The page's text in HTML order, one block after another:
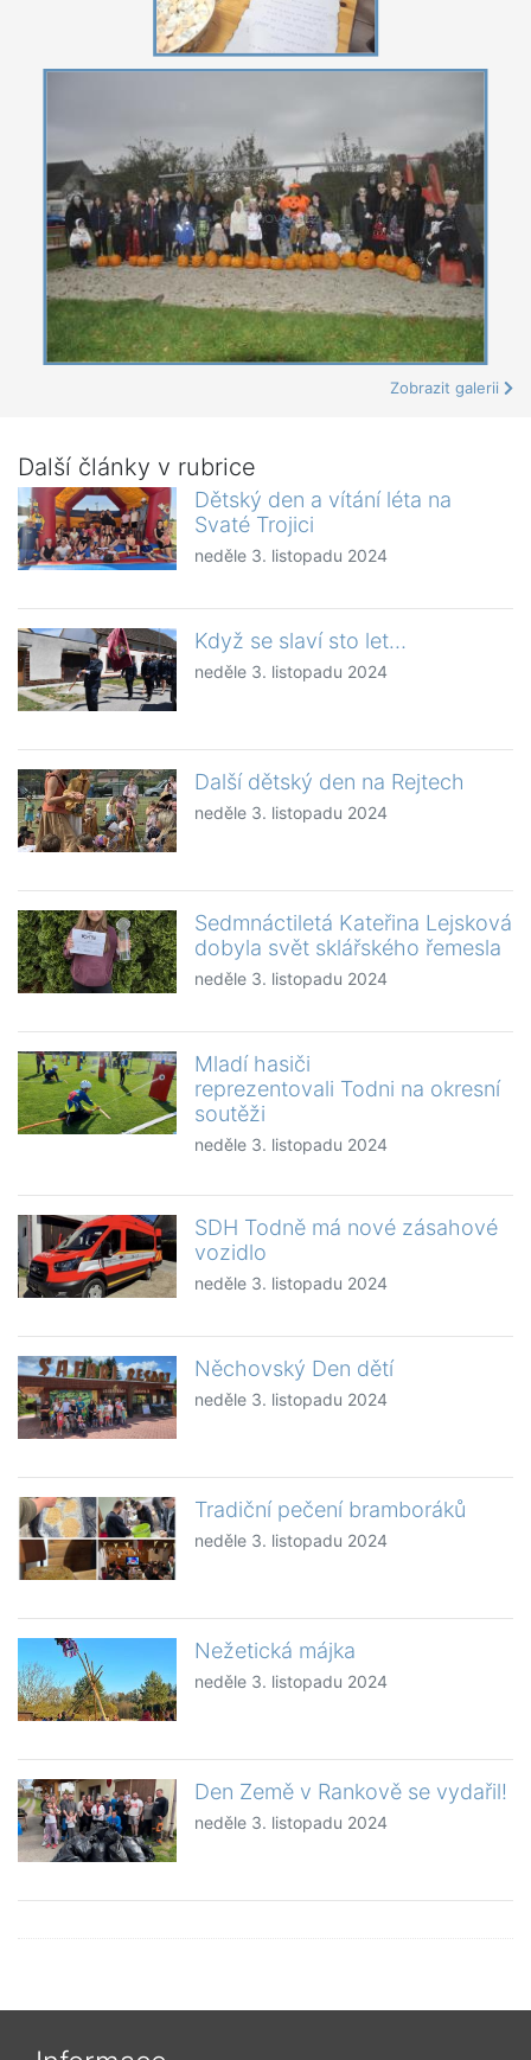
Zobrazit galerii
Další články v rubrice
Dětský den a vítání léta na
Svaté Trojici
neděle 3. listopadu 2024
Když se slaví sto let…
neděle 3. listopadu 2024
Další dětský den na Rejtech
neděle 3. listopadu 2024
Sedmnáctiletá Kateřina Lejsková
dobyla svět sklářského řemesla
neděle 3. listopadu 2024
Mladí hasiči
reprezentovali Todni na okresní
soutěži
neděle 3. listopadu 2024
SDH Todně má nové zásahové
vozidlo
neděle 3. listopadu 2024
Něchovský Den dětí
neděle 3. listopadu 2024
Tradiční pečení bramboráků
neděle 3. listopadu 2024
Nežetická májka
neděle 3. listopadu 2024
Den Země v Rankově se vydařil!
neděle 3. listopadu 2024